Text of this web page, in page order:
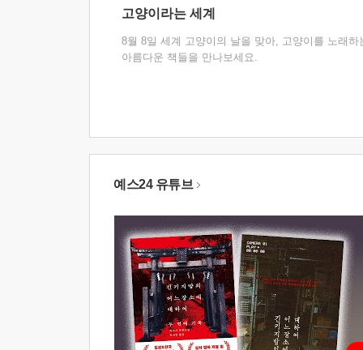
고양이라는 세계
8월 8일 세계 고양이의 날을 맞아, 고양이를 노래하
아름다운 책들을 만나보세요.
예스24 유튜브